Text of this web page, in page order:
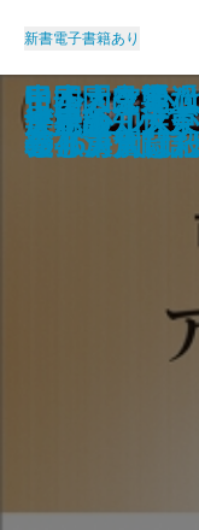
大坂城―秀
話―
ヒトの壁
官邸は今日
平成のヒッ
最強脳―『
生の特別授
コロナ後―
が語る未来―
独身偉人伝
談志のはな
中国「国恥
職務質問
新書電子書籍あり
アホか。
ビートルズ
イルカと心
の孤軍奮闘
世界の知性
日本大空襲
ぜ46万人は
楽観論
中国「見え
る
甲子園は通
義と決別し
決定版 大東
決定版 大東